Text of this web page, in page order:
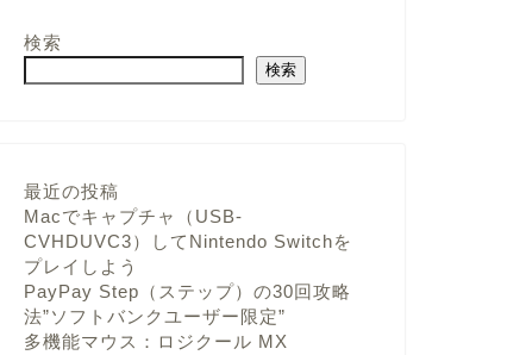
検索
検索
最近の投稿
Macでキャプチャ（USB-
CVHDUVC3）してNintendo Switchを
プレイしよう
PayPay Step（ステップ）の30回攻略
法”ソフトバンクユーザー限定”
多機能マウス：ロジクール MX